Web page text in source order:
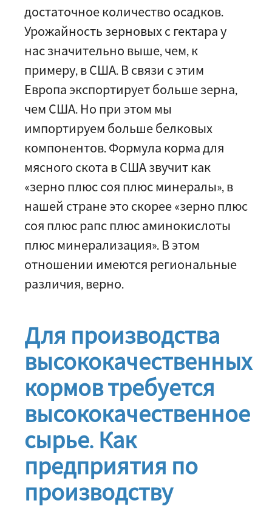
достаточное количество осадков.
Урожайность зерновых с гектара у
нас значительно выше, чем, к
примеру, в США. В связи с этим
Европа экспортирует больше зерна,
чем США. Но при этом мы
импортируем больше белковых
компонентов. Формула корма для
мясного скота в США звучит как
«зерно плюс соя плюс минералы», в
нашей стране это скорее «зерно плюс
соя плюс рапс плюс аминокислоты
плюс минерализация». В этом
отношении имеются региональные
различия, верно.
Для производства
высококачественных
кормов требуется
высококачественное
сырье. Как
предприятия по
производству